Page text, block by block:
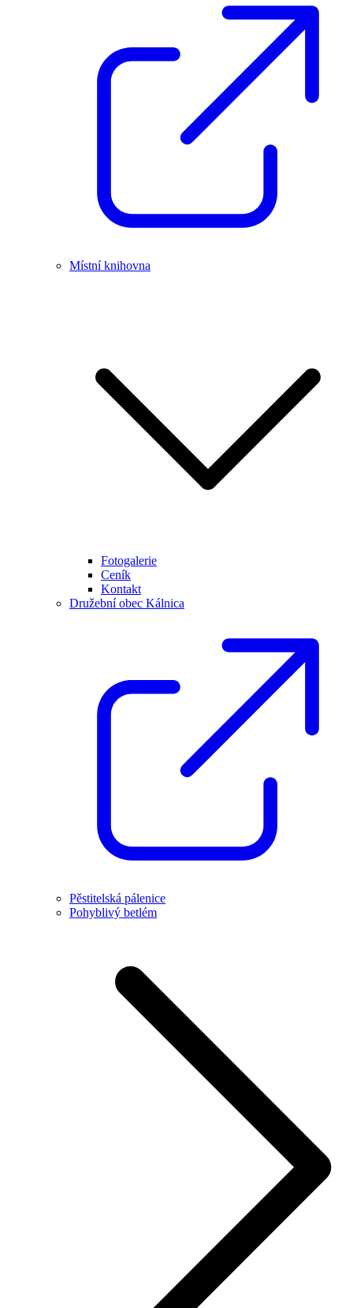
Místní knihovna
Fotogalerie
Ceník
Kontakt
Družební obec Kálnica
Pěstitelská pálenice
Pohyblivý betlém